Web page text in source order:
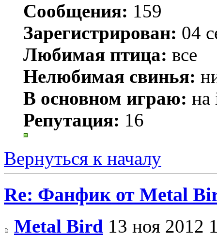
Сообщения: 159
Зарегистрирован: 04
Любимая птица: все
Нелюбимая свинья:
В основном играю: на
Репутация: 16
Вернуться к началу
Re: Фанфик от Metal
Metal Bird 13 ноя 2012